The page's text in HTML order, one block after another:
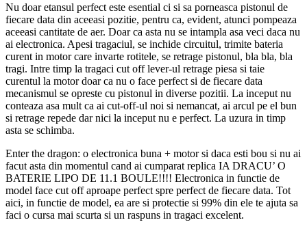
Nu doar etansul perfect este esential ci si sa porneasca pistonul de
fiecare data din aceeasi pozitie, pentru ca, evident, atunci pompeaza
aceeasi cantitate de aer. Doar ca asta nu se intampla asa veci daca nu
ai electronica. Apesi tragaciul, se inchide circuitul, trimite bateria
curent in motor care invarte rotitele, se retrage pistonul, bla bla, bla
tragi. Intre timp la tragaci cut off lever-ul retrage piesa si taie
curentul la motor doar ca nu o face perfect si de fiecare data
mecanismul se opreste cu pistonul in diverse pozitii. La inceput nu
conteaza asa mult ca ai cut-off-ul noi si nemancat, ai arcul pe el bun
si retrage repede dar nici la inceput nu e perfect. La uzura in timp
asta se schimba.
Enter the dragon: o electronica buna + motor si daca esti bou si nu ai
facut asta din momentul cand ai cumparat replica IA DRACU’ O
BATERIE LIPO DE 11.1 BOULE!!!! Electronica in functie de
model face cut off aproape perfect spre perfect de fiecare data. Tot
aici, in functie de model, ea are si protectie si 99% din ele te ajuta sa
faci o cursa mai scurta si un raspuns in tragaci excelent.